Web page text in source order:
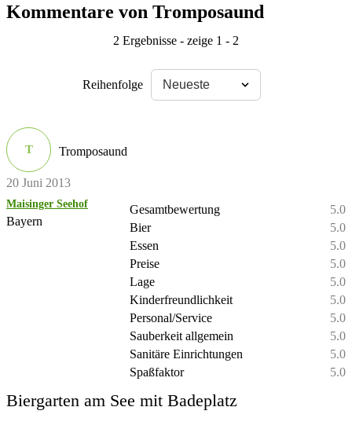
Kommentare von Tromposaund
2 Ergebnisse - zeige 1 - 2
Reihenfolge
20 Juni 2013
Gesamtbewertung
5.0
Bier
5.0
Essen
5.0
Preise
5.0
Lage
5.0
Kinderfreundlichkeit
5.0
Personal/Service
5.0
Sauberkeit allgemein
5.0
Sanitäre Einrichtungen
5.0
Spaßfaktor
5.0
Maisinger Seehof
Bayern
Biergarten am See mit Badeplatz
T Tromposaund